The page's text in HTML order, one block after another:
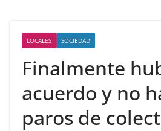
LOCALES SOCIEDAD
Finalmente
acuerdo y no
paros de